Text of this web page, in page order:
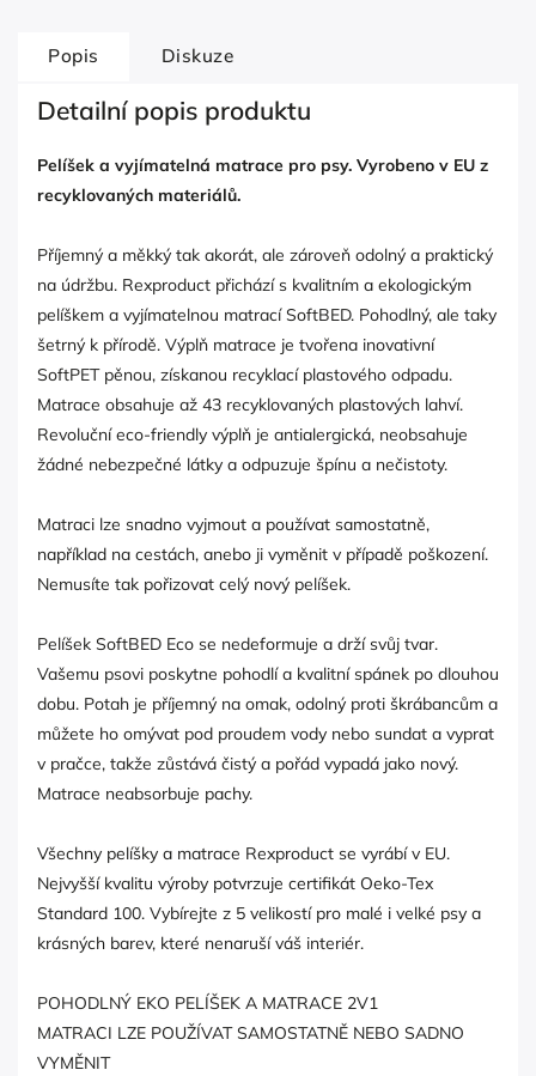
Popis Diskuze
Detailní popis produktu
Pelíšek a vyjímatelná matrace pro psy. Vyrobeno v EU z
recyklovaných materiálů.
Příjemný a měkký tak akorát, ale zároveň odolný a praktický
na údržbu. Rexproduct přichází s kvalitním a ekologickým
pelíškem a vyjímatelnou matrací SoftBED. Pohodlný, ale taky
šetrný k přírodě. Výplň matrace je tvořena inovativní
SoftPET pěnou, získanou recyklací plastového odpadu.
Matrace obsahuje až 43 recyklovaných plastových lahví.
Revoluční eco-friendly výplň je antialergická, neobsahuje
žádné nebezpečné látky a odpuzuje špínu a nečistoty.
Matraci lze snadno vyjmout a používat samostatně,
například na cestách, anebo ji vyměnit v případě poškození.
Nemusíte tak pořizovat celý nový pelíšek.
Pelíšek SoftBED Eco se nedeformuje a drží svůj tvar.
Vašemu psovi poskytne pohodlí a kvalitní spánek po dlouhou
dobu. Potah je příjemný na omak, odolný proti škrábancům a
můžete ho omývat pod proudem vody nebo sundat a vyprat
v pračce, takže zůstává čistý a pořád vypadá jako nový.
Matrace neabsorbuje pachy.
Všechny pelíšky a matrace Rexproduct se vyrábí v EU.
Nejvyšší kvalitu výroby potvrzuje certifikát Oeko-Tex
Standard 100. Vybírejte z 5 velikostí pro malé i velké psy a
krásných barev, které nenaruší váš interiér.
POHODLNÝ EKO PELÍŠEK A MATRACE 2V1
MATRACI LZE POUŽÍVAT SAMOSTATNĚ NEBO SADNO
VYMĚNIT